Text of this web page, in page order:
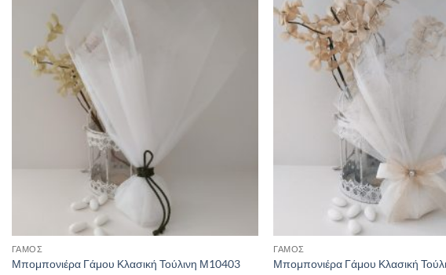
ΓΑΜΟΣ
Μπομπονιέρα Γάμου Κλασική Τούλινη Μ10403
ΓΑΜΟΣ
Μπομπονιέρα Γάμου Κλασική